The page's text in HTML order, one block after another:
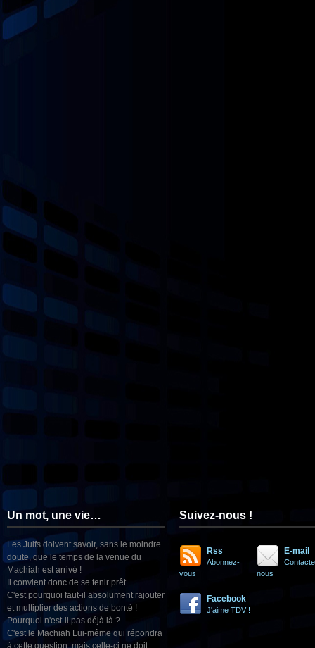
Un mot, une vie…
Les Juifs doivent savoir, sans le moindre
doute, que le temps de la venue du
Machiah est arrivé !
Il convient donc de se tenir prêt.
C'est pourquoi faut-il absolument rajouter
et multiplier des actions de bonté !
Pourquoi n'est-il pas déjà là ?
C'est le Machiah Lui-même qui répondra
à cette question, mais celle-ci ne doit
Suivez-nous !
Rss
Abonnez-
vous
E-mail
nous
Facebook
J'aime TDV !